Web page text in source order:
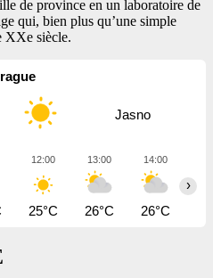
de province en un laboratoire de
qui, bien plus qu’une simple
XXe siècle.
Jasno
12:00
25°C
13:00
26°C
14:00
26°C
›